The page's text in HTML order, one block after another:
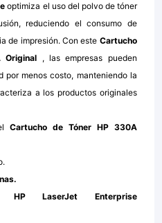
optimiza el uso del polvo de tóner
reduciendo el consumo de
de impresión. Con este Cartucho
Original , las empresas pueden
por menos costo, manteniendo la
a los productos originales
Cartucho de Tóner HP 330A
LaserJet Enterprise